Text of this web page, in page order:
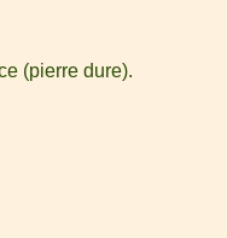
(pierre dure).